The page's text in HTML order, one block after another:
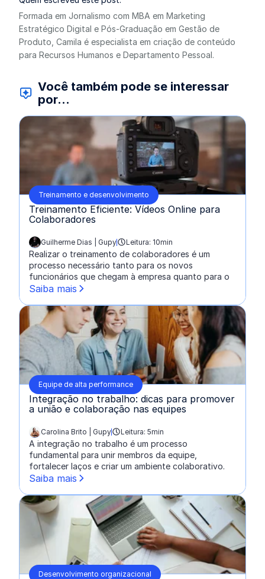
Formada em Jornalismo com MBA em Marketing
Estratégico Digital e Pós-Graduação em Gestão de
Produto, Camila é especialista em criação de conteúdo
para Recursos Humanos e Departamento Pessoal.
Você também pode se interessar
por...
Treinamento e desenvolvimento
Treinamento Eficiente: Vídeos Online para
Colaboradores
escrito por:
Guilherme Dias | Gupy Leitura: 10min
Realizar o treinamento de colaboradores é um
processo necessário tanto para os novos
funcionários que chegam à empresa quanto para o
Saiba mais
Equipe de alta performance
Integração no trabalho: dicas para promover
a união e colaboração nas equipes
escrito por:
Carolina Brito | Gupy Leitura: 5min
A integração no trabalho é um processo
fundamental para unir membros da equipe,
fortalecer laços e criar um ambiente colaborativo.
Saiba mais
Desenvolvimento organizacional